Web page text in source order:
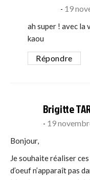
19
ah super ! avec la
kaou
Répondre
Brigitte
19
Bonjour,
Je souhaite réaliser
d’oeuf n’apparaît pas